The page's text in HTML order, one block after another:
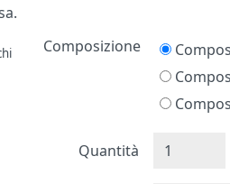
Prezzo
Composizione
Quantità